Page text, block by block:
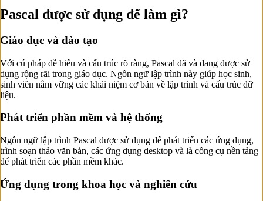
Pascal được sử dụng để làm gì?
Giáo dục và đào tạo
Với cú pháp dễ hiểu và cấu trúc rõ ràng, Pascal đã và đang được sử
dụng rộng rãi trong giáo dục. Ngôn ngữ lập trình này giúp học sinh,
sinh viên nắm vững các khái niệm cơ bản về lập trình và cấu trúc dữ
liệu.
Phát triển phần mềm và hệ thống
Ngôn ngữ lập trình Pascal được sử dụng để phát triển các ứng dụng,
trình soạn thảo văn bản, các ứng dụng desktop và là công cụ nền tảng
để phát triển các phần mềm khác.
Ứng dụng trong khoa học và nghiên cứu